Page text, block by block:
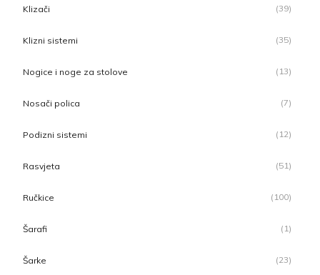
Klizači (39)
Klizni sistemi (35)
Nogice i noge za stolove (13)
Nosači polica (7)
Podizni sistemi (12)
Rasvjeta (51)
Ručkice (100)
Šarafi (1)
Šarke (23)